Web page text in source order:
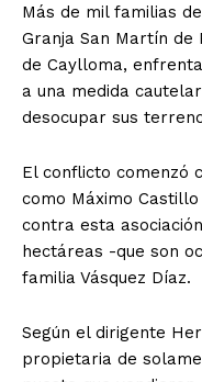
Más de mil familias
Granja San Martín de
de Caylloma,
a una medida
desocupar sus
El conflicto comenzó
como Máximo
contra esta
hectáreas -que son
familia Vásquez Díaz.
Según el dirigente
propietaria de